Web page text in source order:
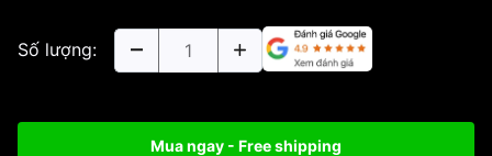
Số lượng:
Mua ngay - Free shipping